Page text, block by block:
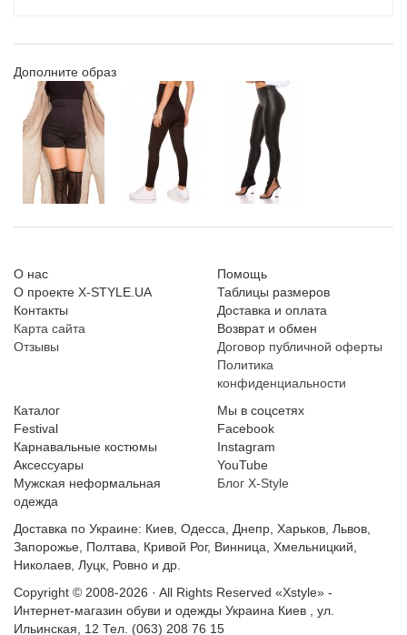
Дополните образ
О нас
О проекте X-STYLE.UA
Контакты
Карта сайта
Отзывы
Помощь
Таблицы размеров
Доставка и оплата
Возврат и обмен
Договор публичной оферты
Политика
конфиденциальности
Каталог
Festival
Карнавальные костюмы
Аксессуары
Мужская неформальная
одежда
Мы в соцсетях
Facebook
Instagram
YouTube
Блог X-Style
Доставка по Украине: Киев, Одесса, Днепр, Харьков, Львов,
Запорожье, Полтава, Кривой Рог, Винница, Хмельницкий,
Николаев, Луцк, Ровно и др.
Copyright © 2008-2026 · All Rights Reserved «Xstyle» -
Интернет-магазин обуви и одежды Украина Киев , ул.
Ильинская, 12 Тел. (063) 208 76 15